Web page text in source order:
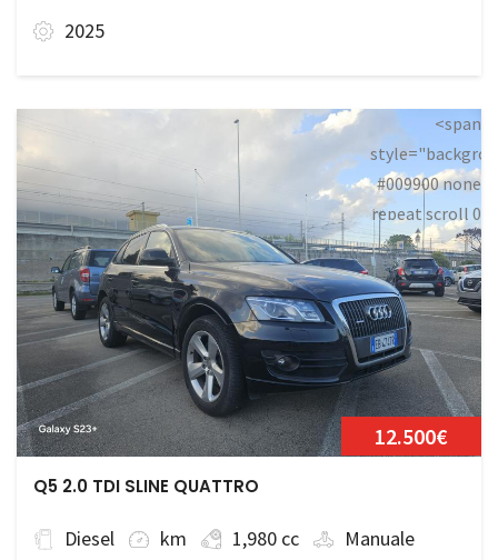
2025
<span
#009900 none
repeat scroll 0
12.500€
Q5 2.0 TDI SLINE QUATTRO
Diesel km 1,980 cc
Manuale